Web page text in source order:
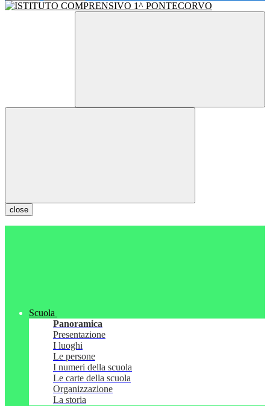
close
Scuola
Panoramica
Presentazione
I luoghi
Le persone
I numeri della scuola
Le carte della scuola
Organizzazione
La storia